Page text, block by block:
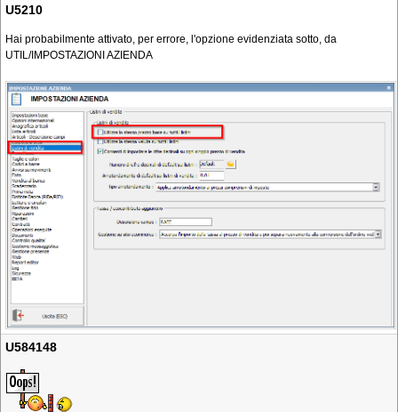
U5210
Hai probabilmente attivato, per errore, l'opzione evidenziata sotto, da
UTIL/IMPOSTAZIONI AZIENDA
U584148